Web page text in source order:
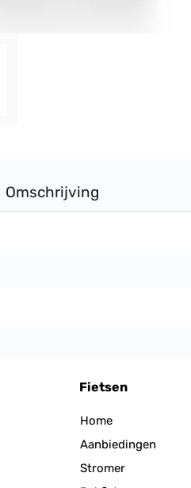
Omschrijving
Fietsen
Home
Aanbiedingen
Stromer